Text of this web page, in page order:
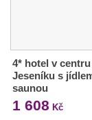
4* hotel v centru
Jeseníku s
saunou
1 608 Kč